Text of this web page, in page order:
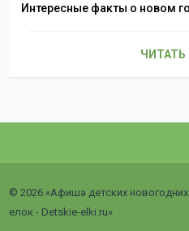
Интересные факты о новом
ЧИТАТЬ
© 2026 «Афиша детских новогодних
елок - Detskie-elki.ru»